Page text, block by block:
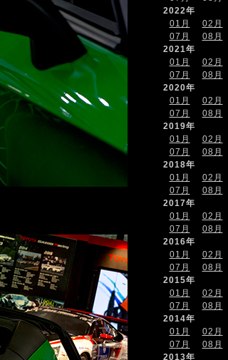
2022年
01月
02月
07月
08月
2021年
01月
02月
07月
08月
2020年
01月
02月
07月
08月
2019年
01月
02月
07月
08月
2018年
01月
02月
07月
08月
2017年
01月
02月
07月
08月
2016年
01月
02月
07月
08月
2015年
01月
02月
07月
08月
2014年
01月
02月
07月
08月
2013年